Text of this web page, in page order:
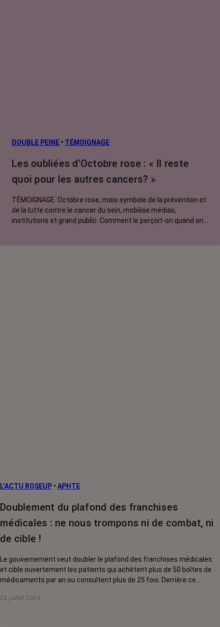
DOUBLE PEINE • TÉMOIGNAGE
Les oubliées d’Octobre rose : « Il reste
quoi pour les autres cancers? »
TÉMOIGNAGE. Octobre rose, mois symbole de la prévention et
de la lutte contre le cancer du sein, mobilise médias,
institutions et grand public. Comment le perçoit-on quand on
L’ACTU ROSEUP • APHTE
Doublement du plafond des franchises
médicales : ne nous trompons ni de combat, ni
de cible !
Le gouvernement veut doubler le plafond des franchises médicales
et cible ouvertement les patients qui achètent plus de 50 boîtes de
médicaments par an ou consultent plus de 25 fois. Derrière ce
chroniques, et en premier lieu les personnes touchées par un cancer,
23 juillet 2026